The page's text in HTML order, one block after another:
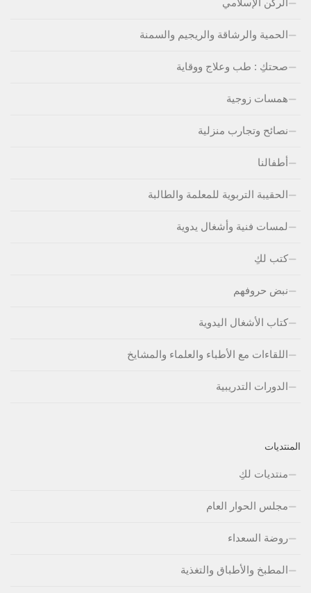
الركن الإسلامي
الحمية والرشاقة والريجيم والسمنة
صحتكِ : طب وعلاج ووقاية
همسات زوجية
نصائح وتجارب منزلية
أطفالنا
الحقيبة التربوية للمعلمة والطالبة
لمسات فنية وأشغال يدوية
كتب لكِ
نبض حروفهم
كتاب الأشغال اليدوية
اللقاءات مع الأطباء والعلماء والمشايخ
الدورات التدريبية
المنتديات
منتديات لكِ
مجلس الحوار العام
روضة السعداء
المطبخ والأطباق والتغذية